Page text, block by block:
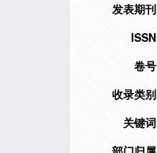
发表期刊
ISSN
卷号
收录类别
关键词